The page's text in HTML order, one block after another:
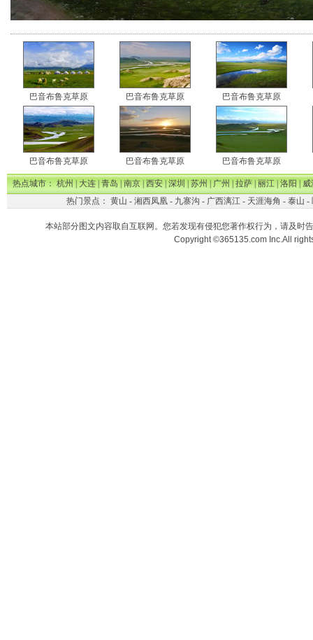
巴音布鲁克草原 巴音布鲁克草原 巴音布鲁克草原
巴音布鲁克草原 巴音布鲁克草原 巴音布鲁克草原
热点城市：杭州|大连|青岛|南京|西安|深圳|苏州|广州|拉萨|丽江|洛阳|威
热门景点： 黄山 - 湘西凤凰- 九寨沟 - 广西漓江- 天涯海角 - 泰山 -
本站部分图文内容取自互联网。您若发现有侵犯您著作权行为，请及时
Copyright ©365135.com Inc.All